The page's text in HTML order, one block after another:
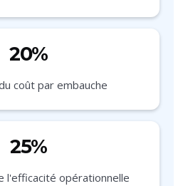
20%
coût par embauche
25%
l'efficacité opérationnelle